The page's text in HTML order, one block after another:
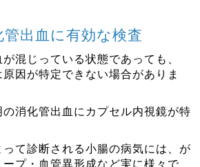
管出血に有効な検査
混じっている状態であっても、
因が特定できない場合がありま
消化管出血にカプセル内視鏡が特
て診断される小腸の病気には、が
ープ・血管異形成など実に様々で